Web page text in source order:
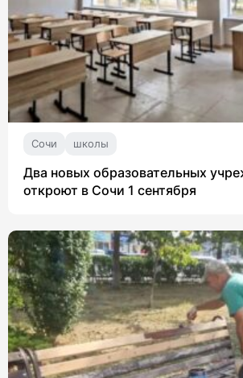
Сочи школы
Два новых образовательных
откроют в Сочи 1 сентября